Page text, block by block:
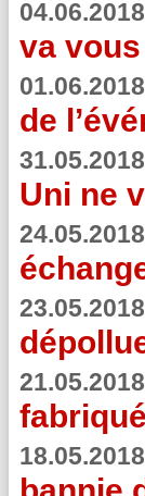
04.06.2018
va
01.06.2018
de
31.05.2018
Uni ne
24.05.2018
23.05.2018
21.05.2018
18.05.2018